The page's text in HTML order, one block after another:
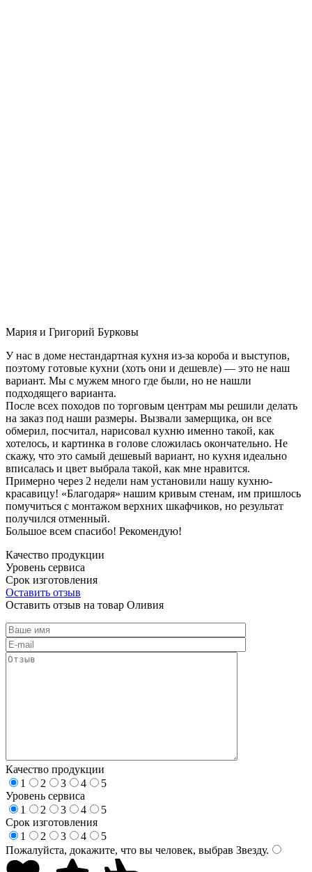
Мария и Григорий Бурковы
У нас в доме нестандартная кухня из-за короба и выступов,
поэтому готовые кухни (хоть они и дешевле) — это не наш
вариант. Мы с мужем много где были, но не нашли
подходящего варианта.
После всех походов по торговым центрам мы решили делать
на заказ под наши размеры. Вызвали замерщика, он все
обмерил, посчитал, нарисовал кухню именно такой, как
хотелось, и картинка в голове сложилась окончательно. Не
скажу, что это самый дешевый вариант, но кухня идеально
вписалась и цвет выбрала такой, как мне нравится.
Примерно через 2 недели нам установили нашу кухню-
красавицу! «Благодаря» нашим кривым стенам, им пришлось
помучиться с монтажом верхних шкафчиков, но результат
получился отменный.
Большое всем спасибо! Рекомендую!
Качество продукции
Уровень сервиса
Срок изготовления
Оставить отзыв
Оставить отзыв на товар Оливия
Качество продукции
1
2 3 4
5
Уровень сервиса
1
2 3 4
5
Срок изготовления
1
2 3 4
5
Пожалуйста, докажите, что вы человек, выбрав Звезду.